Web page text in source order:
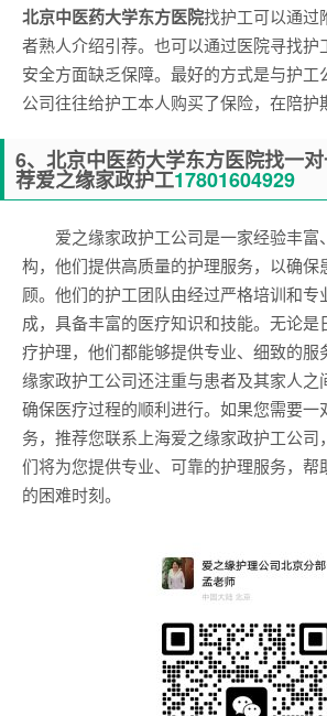
北京中医药大学东方医院找护工可以通过
者熟人介绍引荐。也可以通过医院寻找护
安全方面缺乏保障。最好的方式是与护工
公司往往给护工本人购买了保险，在陪护
6、 北京中医药大学东方医院找一
荐爱之缘家政护工17801604929
爱之缘家政护工公司是一家经验丰富
构，他们提供高质量的护理服务，以确保
顾。他们的护工团队由经过严格培训和专
成，具备丰富的医疗知识和技能。无论是
疗护理，他们都能够提供专业、细致的服
缘家政护工公司还注重与患者及其家人之
确保医疗过程的顺利进行。如果您需要一
务，推荐您联系上海爱之缘家政护工公司，
们将为您提供专业、可靠的护理服务，帮
的困难时刻。